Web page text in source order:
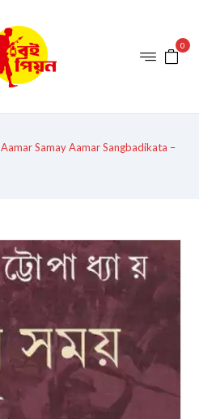
0
Aamar Samay Aamar Sangbadikata –